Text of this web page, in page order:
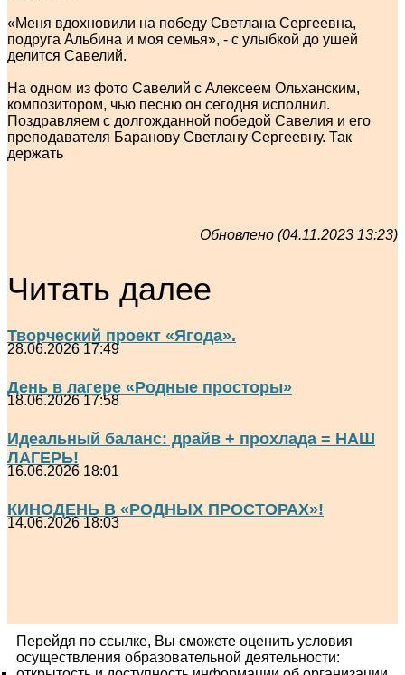
«Меня вдохновили на победу Светлана Сергеевна,
подруга Альбина и моя семья», - с улыбкой до ушей
делится Савелий.
На одном из фото Савелий с Алексеем Ольханским,
композитором, чью песню он сегодня исполнил.
Поздравляем с долгожданной победой Савелия и его
преподавателя Баранову Светлану Сергеевну. Так
держать
Обновлено (04.11.2023 13:23)
Читать далее
Творческий проект «Ягода».
28.06.2026 17:49
День в лагере «Родные просторы»
18.06.2026 17:58
Идеальный баланс: драйв + прохлада = НАШ
ЛАГЕРЬ!
16.06.2026 18:01
КИНОДЕНЬ В «РОДНЫХ ПРОСТОРАХ»!
14.06.2026 18:03
Перейдя по ссылке, Вы сможете оценить условия
осуществления образовательной деятельности: